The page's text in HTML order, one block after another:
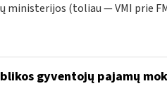
ministerijos (toliau — VMI prie
gyventojų pajamų